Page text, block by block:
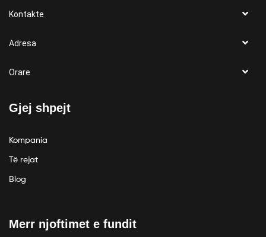
Kontakte
Adresa
Orare
Gjej shpejt
Kompania
Të rejat
Blog
Merr njoftimet e fundit